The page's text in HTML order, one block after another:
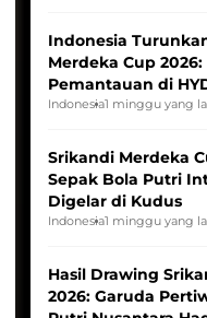
Indonesia
Merdeka Cup
Pemantauan di
League
Indonesia1 minggu yang
Srikandi Merdeka
Sepak Bola Putri
Digelar di Kudus
Indonesia1 minggu yang
Hasil Drawing
2026: Garuda